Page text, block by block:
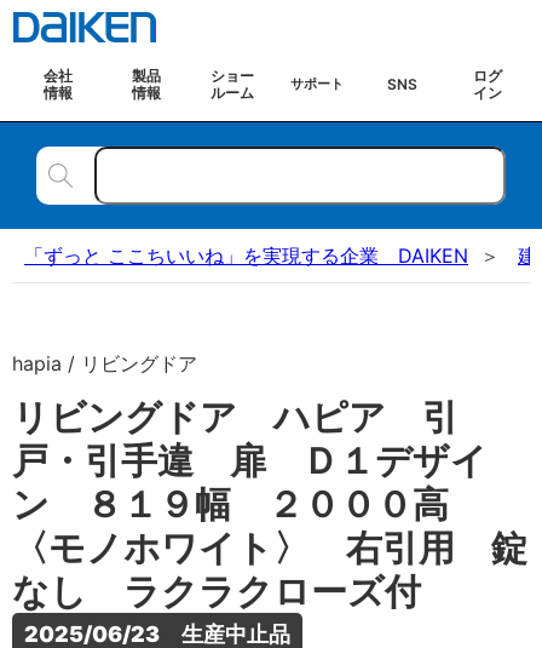
会社
情報
製品
情報
ショー
ルーム
サポート SNS
ログ
イン
「ずっと ここちいいね」を実現する企業 DAIKEN 建
hapia / リビングドア
リビングドア ハピア 引
戸・引手違 扉 Ｄ１デザイ
ン ８１９幅 ２０００高
〈モノホワイト〉 右引用 錠
なし ラクラクローズ付
2025/06/23　生産中止品